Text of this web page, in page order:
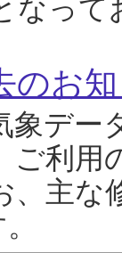
なっ
のお
デー
ご利用
、主な